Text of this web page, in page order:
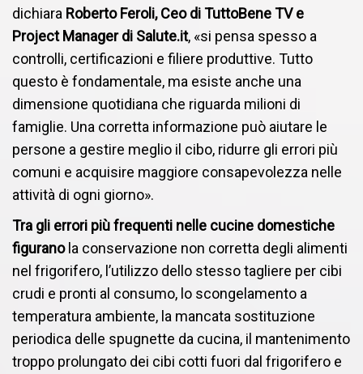
dichiara Roberto Feroli, Ceo di TuttoBene TV e
Project Manager di Salute.it, «si pensa spesso a
controlli, certificazioni e filiere produttive. Tutto
questo è fondamentale, ma esiste anche una
dimensione quotidiana che riguarda milioni di
famiglie. Una corretta informazione può aiutare le
persone a gestire meglio il cibo, ridurre gli errori più
comuni e acquisire maggiore consapevolezza nelle
attività di ogni giorno».
Tra gli errori più frequenti nelle cucine domestiche
figuranola conservazione non corretta degli alimenti
nel frigorifero, l’utilizzo dello stesso tagliere per cibi
crudi e pronti al consumo, lo scongelamento a
temperatura ambiente, la mancata sostituzione
periodica delle spugnette da cucina, il mantenimento
troppo prolungato dei cibi cotti fuori dal frigorifero e